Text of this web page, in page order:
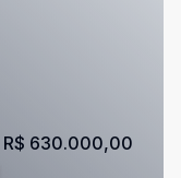
R$ 630.000,00